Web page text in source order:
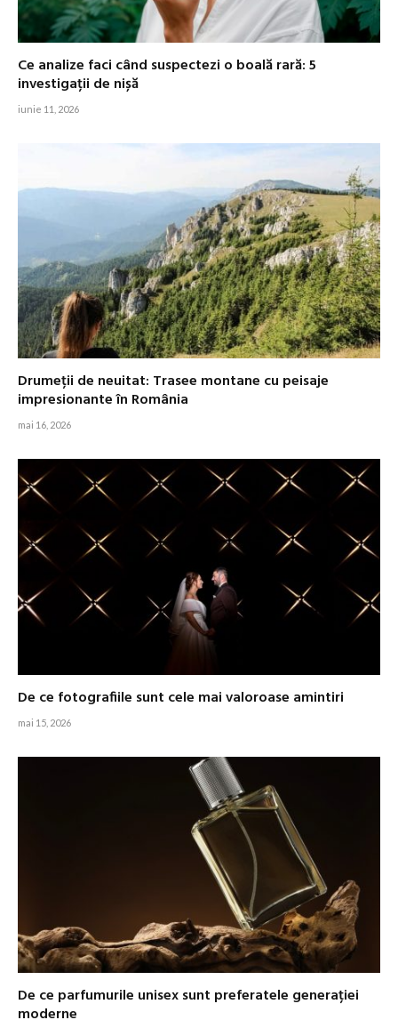
Ce analize faci când suspectezi o boală rară: 5
investigații de nișă
iunie 11, 2026
Drumeții de neuitat: Trasee montane cu peisaje
impresionante în România
mai 16, 2026
De ce fotografiile sunt cele mai valoroase amintiri
mai 15, 2026
De ce parfumurile unisex sunt preferatele generației
moderne